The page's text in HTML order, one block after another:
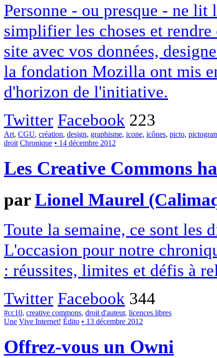
Personne - ou presque - ne
simplifier les choses et
site avec vos données,
la fondation Mozilla ont mis
d'horizon de l'initiative.
Twitter Facebook 223
Art, CGU, création, design, graphisme, icone, icônes, picto,
droit Chronique • 14 décembre 2012
Les Creative Commons
parLionel Maurel
Toute la semaine, ce sont les
L'occasion pour notre
: réussites, limites et défis à
Twitter Facebook 344
#cc10, creative commons, droit d'auteur, licences libres
Une Vive Internet! Édito • 13 décembre 2012
Offrez-vous un Owni